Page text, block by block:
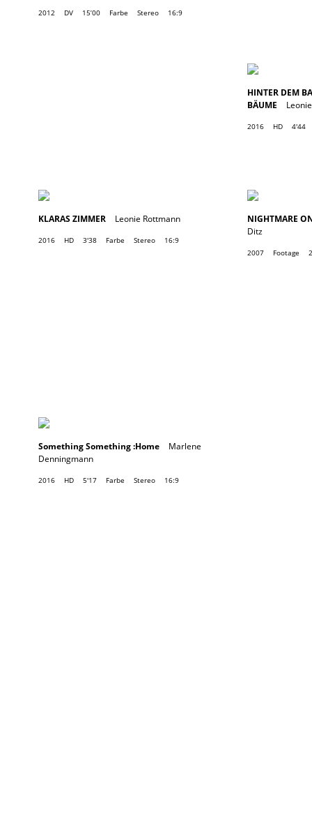
2012 DV 15’00 Farbe Stereo 16:9
HINTER DEM
BÄUME
2016 HD 4'44
KLARAS ZIMMER Leonie Rottmann
2016 HD 3'38 Farbe Stereo 16:9
NIGHTMARE
Ditz
2007 Footage
Something Something :Home
Marlene
Denningmann
2016 HD 5'17 Farbe Stereo 16:9